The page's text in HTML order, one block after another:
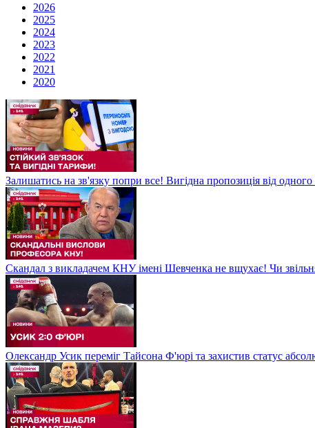
2026
2025
2024
2023
2022
2021
2020
Залишатись на зв'язку попри все! Вигідна пропозиція від одного
Скандал з викладачем КНУ імені Шевченка не вщухає! Чи
Олександр Усик переміг Тайсона Ф'юрі та захистив статус